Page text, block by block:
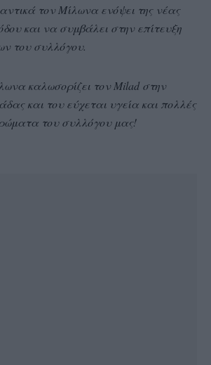
τον Μίλωνα ενόψει της νέας
και να συμβάλει στην επίτευξη
του συλλόγου.
καλωσορίζει τον Milad στην
και του εύχεται υγεία και πολλές
του συλλόγου μας!